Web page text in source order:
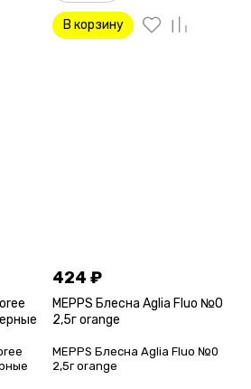
В корзину
424₽
MEPPS Блесна Aglia Fluo №0
2,5г orange
MEPPS Блесна Aglia Fluo №0
2,5г orange